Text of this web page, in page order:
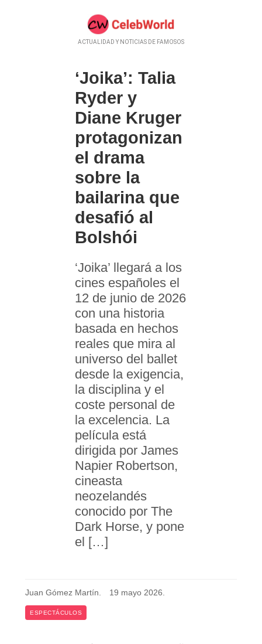
ACTUALIDAD Y NOTICIAS DE FAMOSOS
‘Joika’: Talia
Ryder y
Diane Kruger
protagonizan
el drama
sobre la
bailarina que
desafió al
Bolshói
‘Joika’ llegará a los
cines españoles el
12 de junio de 2026
con una historia
basada en hechos
reales que mira al
universo del ballet
desde la exigencia,
la disciplina y el
coste personal de
la excelencia. La
película está
dirigida por James
Napier Robertson,
cineasta
neozelandés
conocido por The
Dark Horse, y pone
el […]
Juan Gómez Martín. 19 mayo 2026.
ESPECTÁCULOS